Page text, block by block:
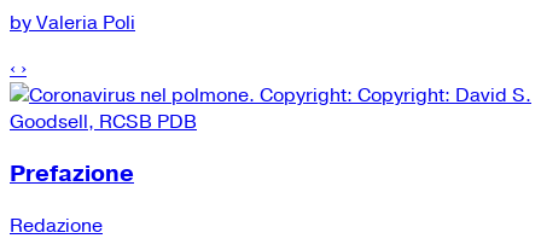
by Valeria Poli
‹ ›
Prefazione
Redazione